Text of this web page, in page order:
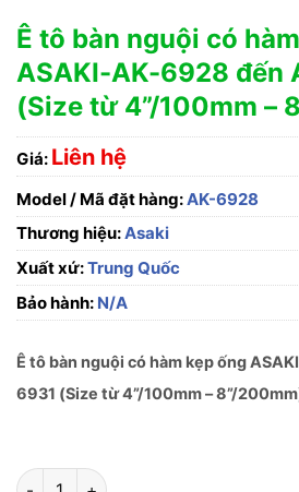
Ê tô bàn nguội có
ASAKI-AK-6928 đến
(Size từ 4”/100mm –
Giá: Liên hệ
Model / Mã đặt hàng:AK-6928
Thương hiệu:Asaki
Xuất xứ:Trung Quốc
Bảo hành: N/A
Ê tô bàn nguội có hàm kẹp ống
6931 (Size từ 4”/100mm – 8”/
Ê tô bàn nguội có hàm kẹp ống